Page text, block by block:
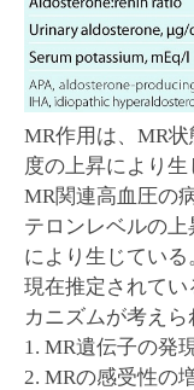
MR作用は、MR
度の上昇により生
MR関連高血圧の
テロンレベルの
により生じている
現在推定されてい
カニズムが考えら
1. MR遺伝子の発
2. MRの感受性の